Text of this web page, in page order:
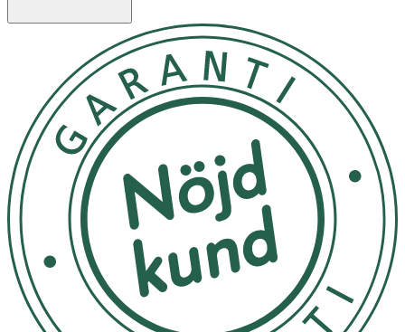
- 2 kapslar på kvällen före läggdags.
- Rekommenderad dagsdos ska inte överskridas.
- Kosttillskott ersätter inte en varierad kost.
- Förvaras i rumstemperatur utom räckhåll för små barn,
ej i direkt solljus.
INNEHÅLLSDEKLARATION 2 Kapslar %DRI*
Magnesium 375 mg 100*